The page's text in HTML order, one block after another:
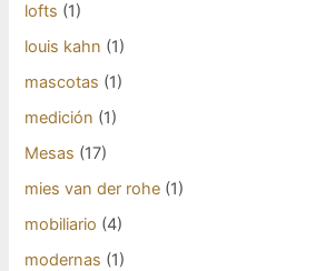
lofts (1)
louis kahn (1)
mascotas (1)
medición (1)
Mesas (17)
mies van der rohe (1)
mobiliario (4)
modernas (1)